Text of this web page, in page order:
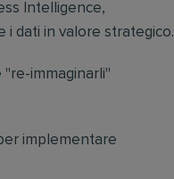
Intelligence,
i dati in valore strategico.
"re-immaginarli"
implementare